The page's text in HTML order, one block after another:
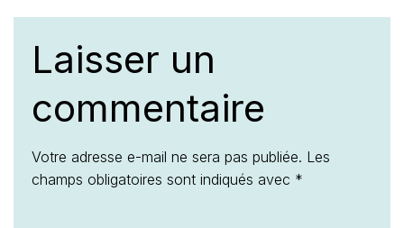
Laisser un
commentaire
Votre adresse e-mail ne sera pas publiée. Les
champs obligatoires sont indiqués avec *